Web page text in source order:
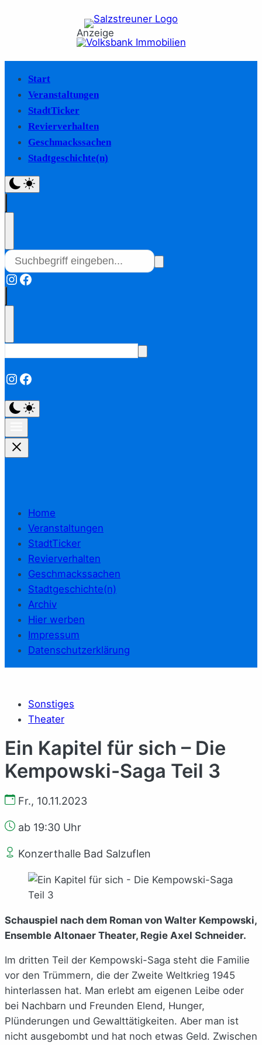
Anzeige
Start
Veranstaltungen
StadtTicker
Revierverhalten
Geschmackssachen
Stadtgeschichte(n)
Instagram
Facebook
Instagram
Facebook
Home
Veranstaltungen
StadtTicker
Revierverhalten
Geschmackssachen
Stadtgeschichte(n)
Archiv
Hier werben
Impressum
Datenschutzerklärung
Sonstiges
Theater
Ein Kapitel für sich – Die
Kempowski-Saga Teil 3
Fr., 10.11.2023
ab 19:30 Uhr
Konzerthalle Bad Salzuflen
Schauspiel nach dem Roman von Walter Kempowski,
Ensemble Altonaer Theater, Regie Axel Schneider.
Im dritten Teil der Kempowski-Saga steht die Familie
vor den Trümmern, die der Zweite Weltkrieg 1945
hinterlassen hat. Man erlebt am eigenen Leibe oder
bei Nachbarn und Freunden Elend, Hunger,
Plünderungen und Gewalttätigkeiten. Aber man ist
nicht ausgebombt und hat noch etwas Geld. Zwischen